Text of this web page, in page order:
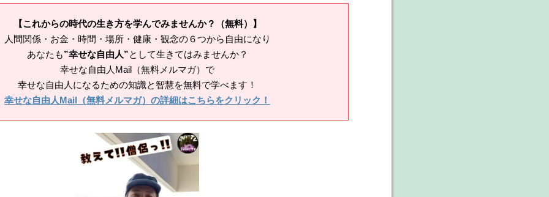
【これからの時代の生き方を学んでみませんか？（無料）】
人間関係・お金・時間・場所・健康・観念の６つから自由になり
あなたも”幸せな自由人”として生きてはみませんか？
幸せな自由人Mail（無料メルマガ）で
幸せな自由人になるための知識と智慧を無料で学べます！
幸せな自由人Mail（無料メルマガ）の詳細はこちらをクリック！